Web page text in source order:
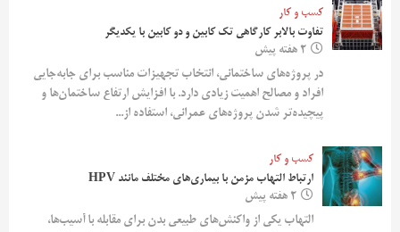
کسب و کار
تفاوت بالابر کارگاهی تک کابین و دو کابین با یکدیگر
2 هفته پیش
در پروژه‌های ساختمانی، انتخاب تجهیزات مناسب برای جابه‌جایی
افراد و مصالح اهمیت زیادی دارد. با افزایش ارتفاع ساختمان‌ها و
پیچیده‌تر شدن پروژه‌های عمرانی، استفاده از...
کسب و کار
ارتباط التهاب مزمن با بیماری‌های مختلف مانند HPV
2 هفته پیش
التهاب یکی از واکنش‌های طبیعی بدن برای مقابله با آسیب‌ها،